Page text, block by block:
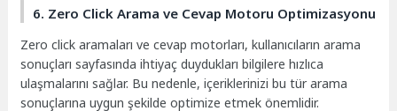
6. Zero Click Arama ve Cevap Motoru Optimizasyonu
Zero click aramaları ve cevap motorları, kullanıcıların arama
sonuçları sayfasında ihtiyaç duydukları bilgilere hızlıca
ulaşmalarını sağlar. Bu nedenle, içeriklerinizi bu tür arama
sonuçlarına uygun şekilde optimize etmek önemlidir.